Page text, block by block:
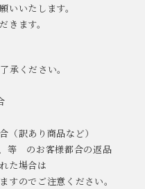
いたします。
ます。
承ください。
（訳あり商品など）
等 のお客様都合の返品
た場合は
すのでご注意ください。